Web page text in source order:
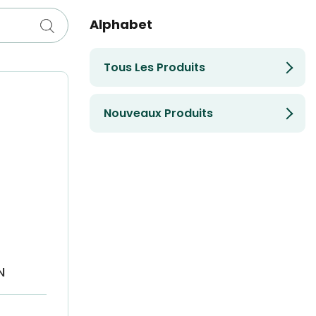
Alphabet
Tous Les Produits
Nouveaux Produits